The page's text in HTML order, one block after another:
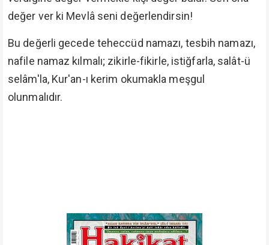
değer ver ki Mevlâ seni değerlendirsin!
Bu değerli gecede teheccüd namazı, tesbih namazı,
nafile namaz kılmalı; zikirle-fikirle, istiğfarla, salât-ü
selâm'la, Kur'an-ı kerim okumakla meşgul
olunmalıdır.